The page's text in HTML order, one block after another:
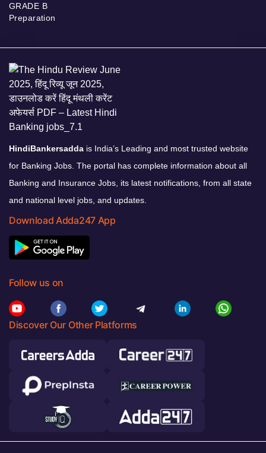
GRADE B
Preparation
HindiBankersadda is India’s Leading and most trusted website
for Banking Jobs. The portal has complete information about all
Banking and Insurance Jobs, its latest notifications, from all state
and national level jobs, and updates.
Download Adda247 App
Follow us on
Discover Our Other Platforms